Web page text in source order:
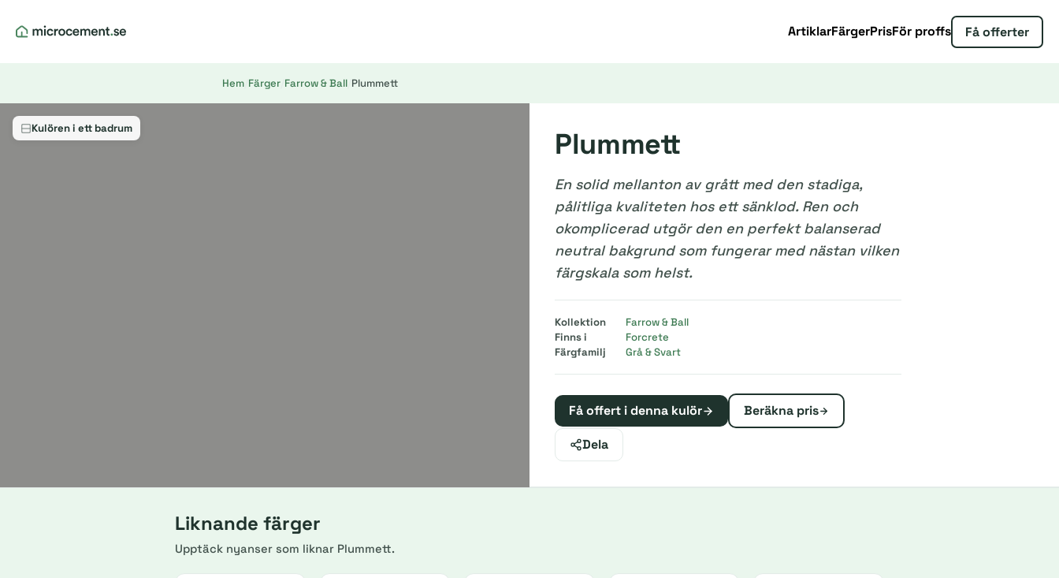
ArtiklarFärgerPrisFör proffs Få offerter
Hem Färger Farrow & Ball Plummett
Kulören i ett badrum Plummett
En solid mellanton av grått med den stadiga,
pålitliga kvaliteten hos ett sänklod. Ren och
okomplicerad utgör den en perfekt balanserad
neutral bakgrund som fungerar med nästan vilken
färgskala som helst.
Kollektion
Farrow & Ball
Finns i
Forcrete
Färgfamilj
Grå & Svart
Få offert i denna kulör Beräkna pris
Dela
Liknande färger
Upptäck nyanser som liknar Plummett.